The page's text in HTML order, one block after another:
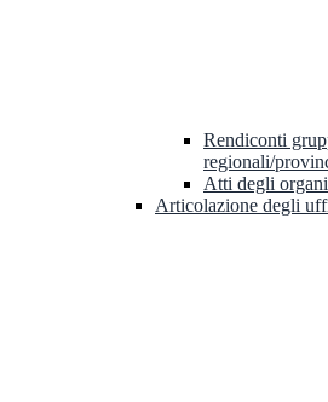
Rendiconti
regionali/
Atti degli
Articolazione degli